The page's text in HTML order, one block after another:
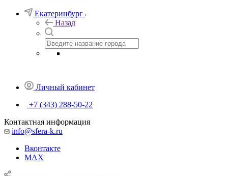
Екатеринбург
Назад
Личный кабинет
+7 (343) 288-50-22
Контактная информация
info@sfera-k.ru
Вконтакте
MAX